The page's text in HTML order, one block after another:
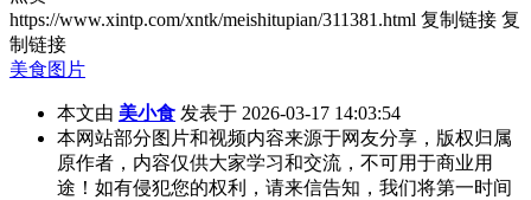
https://www.xintp.com/xntk/meishitupian/311381.html 复制链接 复
制链接
美食图片
本文由 美小食 发表于 2026-03-17 14:03:54
本网站部分图片和视频内容来源于网友分享，版权归属
原作者，内容仅供大家学习和交流，不可用于商业用
途！如有侵犯您的权利，请来信告知，我们将第一时间